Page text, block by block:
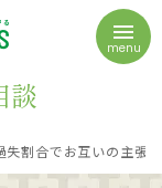
談
menu
失割合でお互いの主張